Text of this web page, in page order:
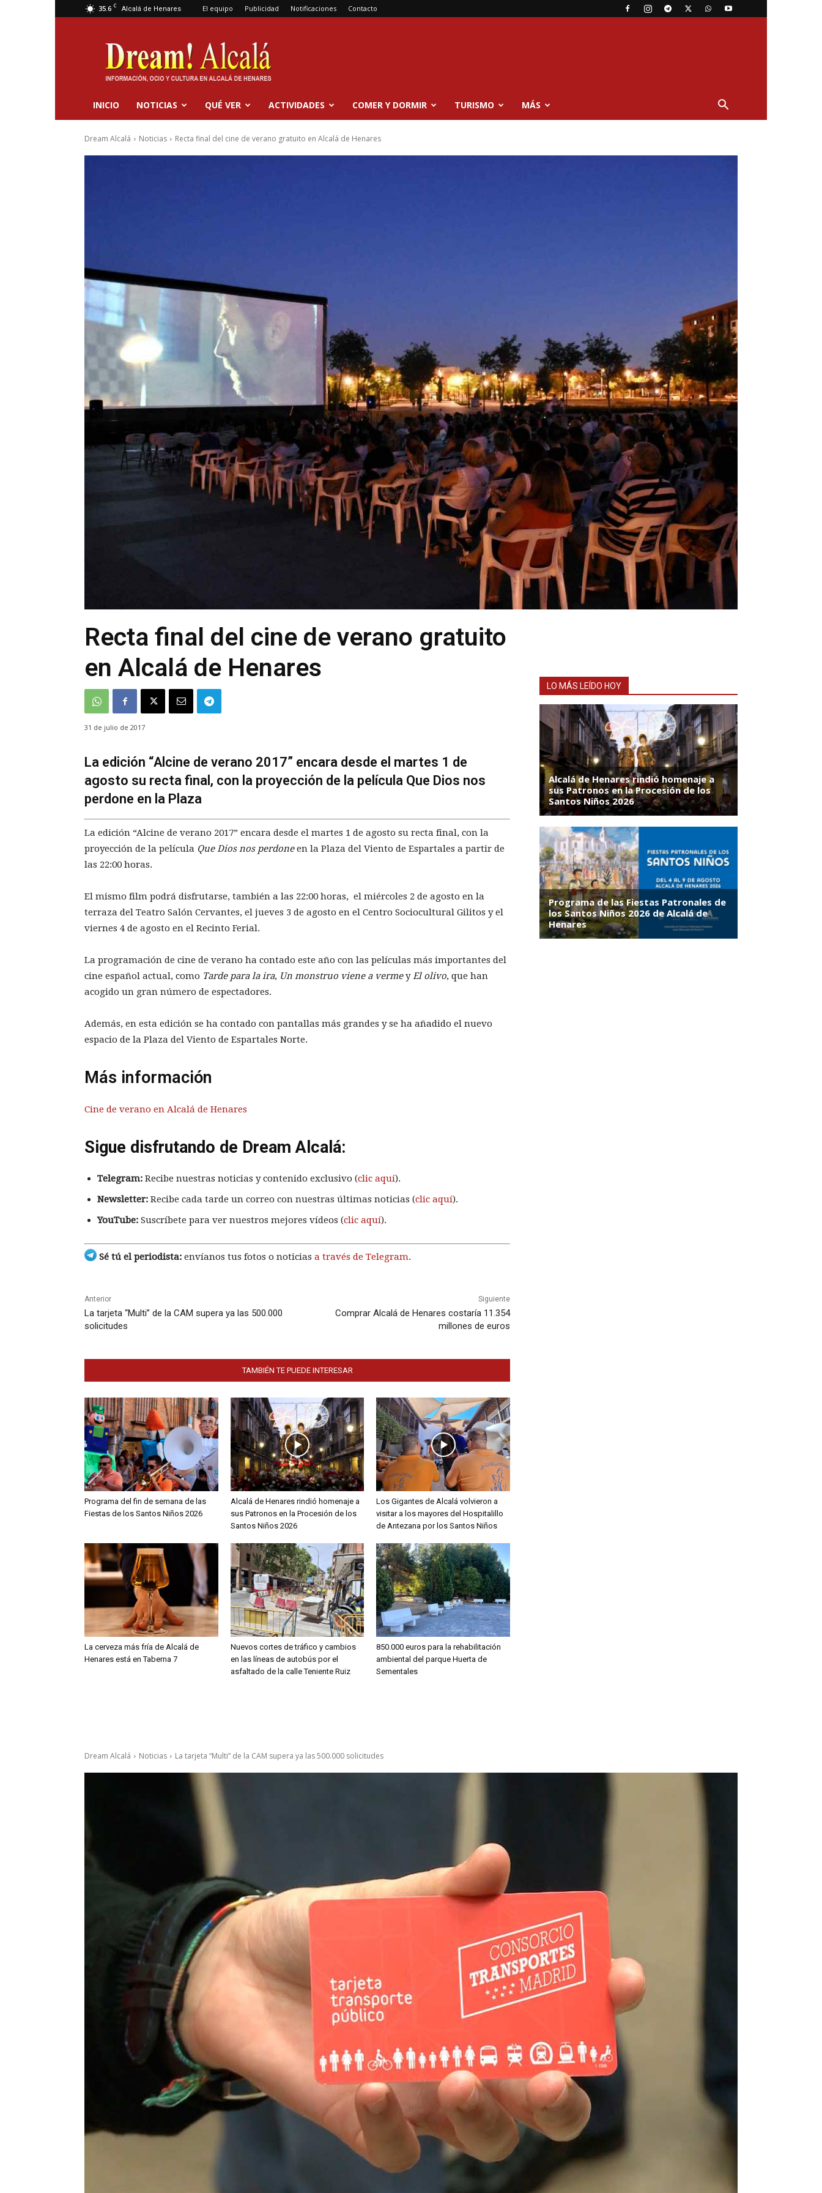
35.6 C Alcalá de Henares El equipo Publicidad Notificaciones Contacto
Dream
Alcalá
INICIO NOTICIAS QUÉ VER ACTIVIDADES COMER Y DORMIR TURISMO MÁS
Dream Alcalá Noticias Recta final del cine de verano gratuito en Alcalá de Henares
Recta final del cine de verano gratuito
en Alcalá de Henares
31 de julio de 2017
La edición “Alcine de verano 2017” encara desde el martes 1 de
agosto su recta final, con la proyección de la película Que Dios nos
perdone en la Plaza
La edición “Alcine de verano 2017” encara desde el martes 1 de agosto su recta final, con la
proyección de la película Que Dios nos perdoneen la Plaza del Viento de Espartales a partir de
las 22:00 horas.
El mismo film podrá disfrutarse, también a las 22:00 horas, el miércoles 2 de agosto en la
terraza del Teatro Salón Cervantes, el jueves 3 de agosto en el Centro Sociocultural Gilitos y el
viernes 4 de agosto en el Recinto Ferial.
La programación de cine de verano ha contado este año con las películas más importantes del
cine español actual, como Tarde para la ira, Un monstruo viene a vermey El olivo, que han
acogido un gran número de espectadores.
Además, en esta edición se ha contado con pantallas más grandes y se ha añadido el nuevo
espacio de la Plaza del Viento de Espartales Norte.
Más información
Cine de verano en Alcalá de Henares
Sigue disfrutando de Dream Alcalá:
Telegram: Recibe nuestras noticias y contenido exclusivo (clic aquí).
Newsletter: Recibe cada tarde un correo con nuestras últimas noticias (clic aquí).
YouTube: Suscríbete para ver nuestros mejores vídeos (clic aquí).
Sé tú el periodista: envíanos tus fotos o noticias a través de Telegram.
Anterior
La tarjeta “Multi” de la CAM supera ya las 500.000
solicitudes
Siguiente
Comprar Alcalá de Henares costaría 11.354
millones de euros
TAMBIÉN TE PUEDE INTERESAR
Programa del fin de semana de las
Fiestas de los Santos Niños 2026
Alcalá de Henares rindió homenaje a
sus Patronos en la Procesión de los
Santos Niños 2026
Los Gigantes de Alcalá volvieron a
visitar a los mayores del Hospitalillo
de Antezana por los Santos Niños
La cerveza más fría de Alcalá de
Henares está en Taberna 7
Nuevos cortes de tráfico y cambios
en las líneas de autobús por el
asfaltado de la calle Teniente Ruiz
850.000 euros para la rehabilitación
ambiental del parque Huerta de
Sementales
LO MÁS LEÍDO HOY